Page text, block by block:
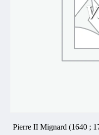
Pierre II Mignard (1640 ;